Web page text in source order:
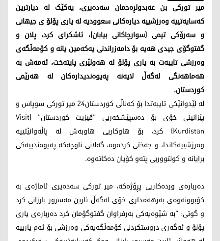
میر تورکی بن عەبدولڕەحمان سەدەیری، یەکێک لە دیارترین
کەسایەتییە وەرزشییە دیارەکانی سعوودیە لە یاری پۆلۆ ی جیهانی
و سەرۆکی تیمی (سوارچاکانی بیابان)، ئاشکرای کرد، پلان و
گفتوگۆی جیدی هەیە بۆ دامەزراندنی یەکەمین یانە و کۆمەڵگەی
وەرزشی تایبەت بە یاری پۆلۆ لە هەولێری پایتەخت، ئەمەش بە
هەماهەنگی لەگەڵ لایەنە پەیوەندیدارەکان لە هەرێمی
کوردستان.
لە لێدوانێکی تایبەتدا بۆ کەناڵی کوردستان24 میر تورکی سوپاس و
پێزانینی خۆی بۆ دەسپێشخەریی "ڤیزیت کوردستان" (Visit
Kurdistan) کرد، بۆ هاوکاریی هاوبەش لە پاڵەوانێتییە
وەرزشییەکاندا، و جەختی کردەوە، گەلانی ناوچەکە پەیوەندییەکی
برایانە و کولتووریی پتەو کۆیان دەکاتەوە.
دەربارەی وردەکاریی پڕۆژەکە، میر تورکی سەدەیری ئاماژەی بە
کۆبوونەوەی بەرهەمداری خۆی لەگەڵ ئارین مەسرور بارزانی کرد
و گوتی: "بە شێوەیەکی بەرفراوان گفتوگۆمان کرد دەربارەی یاری
پۆلۆ و ئەگەری دروستکردنی کۆمەڵگەیەکی وەرزشی بۆ ئەم یارییە